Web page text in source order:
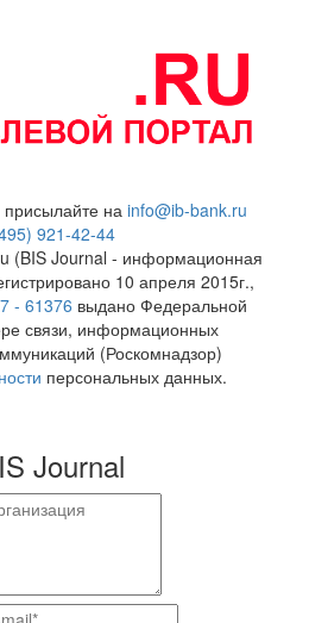
на info@ib-bank.ru
921-42-44
(BIS Journal - информационная
10 апреля 2015г.,
- 61376 выдано Федеральной
связи, информационных
(Роскомнадзор)
персональных данных.
Journal